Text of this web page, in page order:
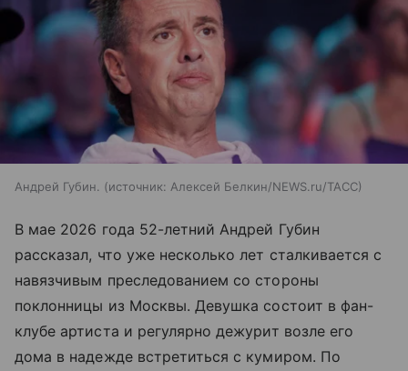
Андрей Губин. источник: Алексей Белкин/NEWS.ru/ТАСС
В мае 2026 года 52-летний Андрей Губин
рассказал, что уже несколько лет сталкивается с
навязчивым преследованием со стороны
поклонницы из Москвы. Девушка состоит в фан-
клубе артиста и регулярно дежурит возле его
дома в надежде встретиться с кумиром. По